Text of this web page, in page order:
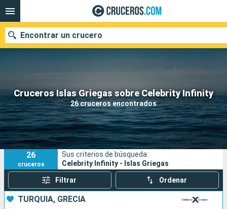
Cruceros Islas Griegas sobre Celebrity Infinity
26 cruceros encontrados
Encontrar un crucero
Nuestros destinos
Fecha de salida
Puertos Compañías
Buscar
26
cruceros
Sus criterios de búsqueda:
Celebrity Infinity - Islas Griegas
Filtrar Ordenar
TURQUÍA, GRECIA